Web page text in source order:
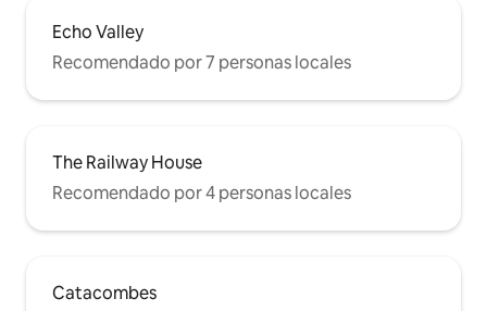
Echo Valley
Recomendado por 7 personas locales
The Railway House
Recomendado por 4 personas locales
Catacombes